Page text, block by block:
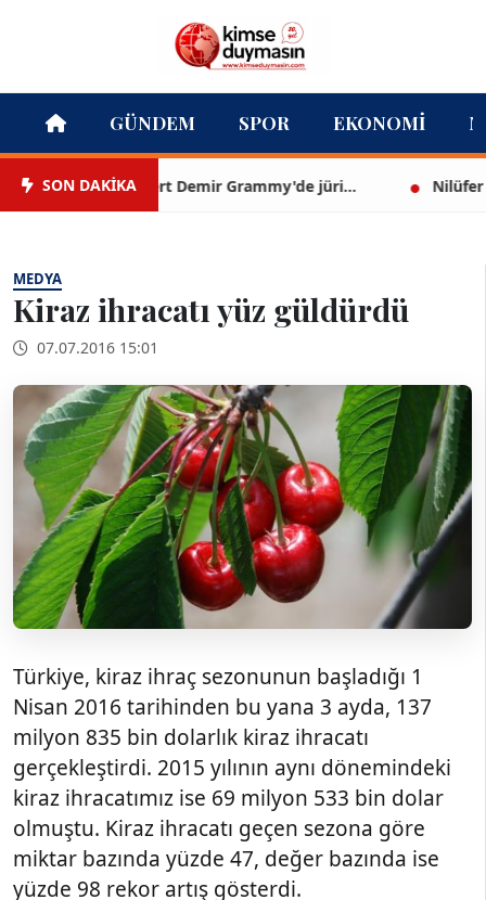
GÜNDEM SPOR EKONOMI
SON DAKİKAMert Demir Grammy'de jüri... Nilüfer
MEDYA
Kiraz ihracatı yüz güldürdü
07.07.2016 15:01
Türkiye, kiraz ihraç sezonunun başladığı 1
Nisan 2016 tarihinden bu yana 3 ayda, 137
milyon 835 bin dolarlık kiraz ihracatı
gerçekleştirdi. 2015 yılının aynı dönemindeki
kiraz ihracatımız ise 69 milyon 533 bin dolar
olmuştu. Kiraz ihracatı geçen sezona göre
miktar bazında yüzde 47, değer bazında ise
yüzde 98 rekor artış gösterdi.